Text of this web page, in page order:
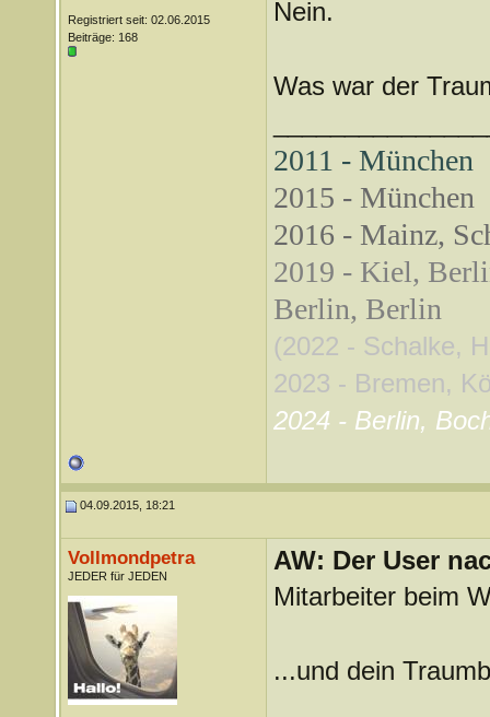
Registriert seit: 02.06.2015
Beiträge: 168
Nein.
Was war der
2011 - München
2015 - München
2016 - Mainz,
2019 - Kiel,
Berlin, Berlin
(2022 - Schalke,
2023 - Bremen,
2024 - Berlin,
04.09.2015, 18:21
Vollmondpetra
JEDER für JEDEN
AW: Der User
Mitarbeiter beim
...und dein